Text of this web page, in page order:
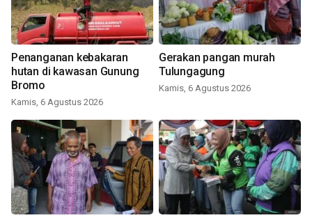
Penanganan kebakaran
hutan di kawasan Gunung
Bromo
Kamis, 6 Agustus 2026
Gerakan pangan murah
Tulungagung
Kamis, 6 Agustus 2026